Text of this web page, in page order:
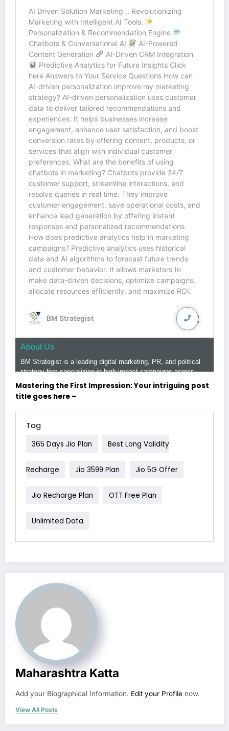
Mastering the First Impression: Your intriguing post
title goes here –
Tag
365 Days Jio Plan Best Long Validity
Recharge Jio 3599 Plan Jio 5G Offer
Jio Recharge Plan OTT Free Plan
Unlimited Data
Maharashtra Katta
Add your Biographical Information. Edit your Profile now.
View All Posts